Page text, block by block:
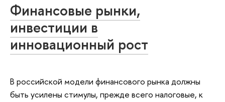
Финансовые рынки,
инвестиции в
инновационный рост
В российской модели финансового рынка должны
быть усилены стимулы, прежде всего налоговые, к